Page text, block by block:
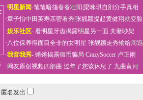
·明星新闻-笔笔暗指春春壮阳 梁咏琪自剖分手真相
·章子怡中田英寿亲密看秀张靓颖提起黄健翔就变脸
·娱乐社区- 看明星牙齿揭露明星另一面 夫妻吵架
·八位保养得面目全非的女明星 张靓颖走秀输给周迅
·我音我秀- 锵锵揭露假币骗局 CrazySoccer 卢正雨
· 网友原创视频四部曲 过年了您该休息了 九曲黄河
匿名发出